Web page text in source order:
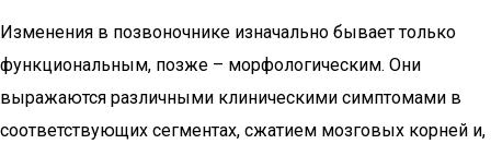
Изменения в позвоночнике изначально бывает только
функциональным, позже – морфологическим. Они
выражаются различными клиническими симптомами в
соответствующих сегментах, сжатием мозговых корней и,